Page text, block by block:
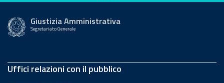
Giustizia Amministrativa
Segretariato Generale
Uffici relazioni con il pubblico